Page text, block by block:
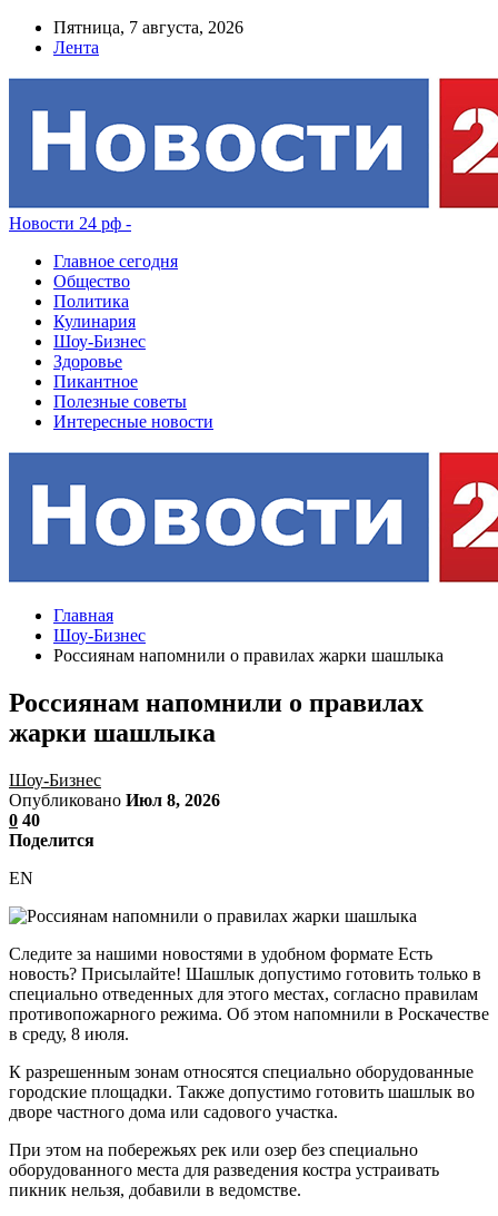
Пятница, 7 августа, 2026
Лента
Новости 24 рф -
Главное сегодня
Общество
Политика
Кулинария
Шоу-Бизнес
Здоровье
Пикантное
Полезные советы
Интересные новости
Главная
Шоу-Бизнес
Россиянам напомнили о правилах жарки шашлыка
Россиянам напомнили о правилах
жарки шашлыка
Шоу-Бизнес
Опубликовано Июл 8, 2026
0 40
Поделится
EN
Следите за нашими новостями в удобном формате Есть
новость? Присылайте! Шашлык допустимо готовить только в
специально отведенных для этого местах, согласно правилам
противопожарного режима. Об этом напомнили в Роскачестве
в среду, 8 июля.
К разрешенным зонам относятся специально оборудованные
городские площадки. Также допустимо готовить шашлык во
дворе частного дома или садового участка.
При этом на побережьях рек или озер без специально
оборудованного места для разведения костра устраивать
пикник нельзя, добавили в ведомстве.